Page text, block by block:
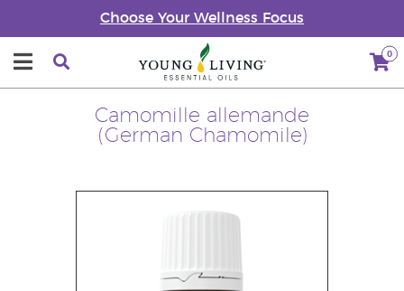
Choose Your Wellness Focus
0
Camomille allemande
(German Chamomile)